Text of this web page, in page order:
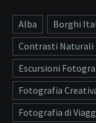
Alba Borghi
Contrasti Naturali
Escursioni
Fotografia
Fotografia di